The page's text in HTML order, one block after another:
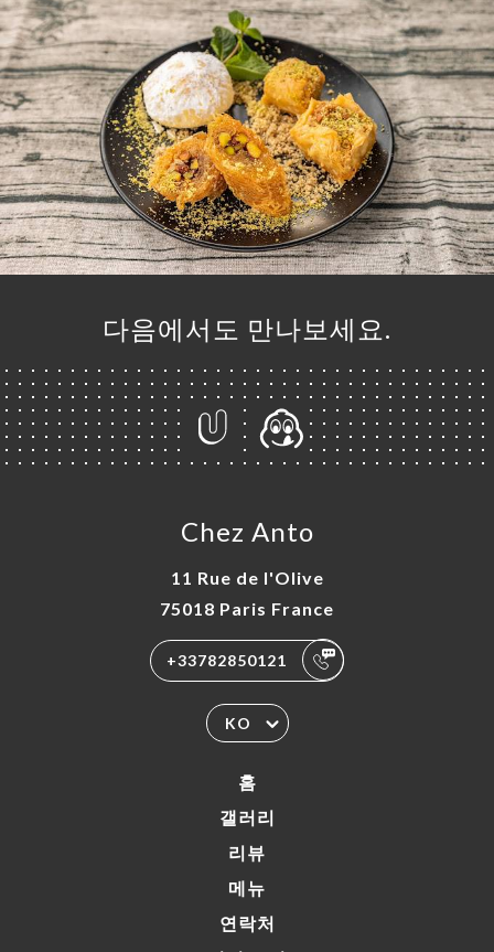
다음에서도 만나보세요.
Chez Anto
11 Rue de l'Olive
75018 Paris France
+33782850121
KO
홈
갤러리
리뷰
메뉴
연락처